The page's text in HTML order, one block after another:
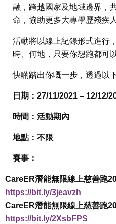
融，跨越國家及地域邊界，
命，協助更多大專學歷殘疾
活動將以線上紀錄形式進行
時、何地，只要你想跑都可
快啲踏出你嘅一步，透過以
日期：27/11/2021 – 12/12/
時間：活動期內
地點：不限
賽事：
CareER潛能無限線上慈善跑
https://bit.ly/3jeavzh
CareER潛能無限線上慈善跑
https://bit.ly/2XsbFPS